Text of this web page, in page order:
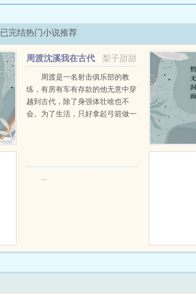
已完结热门小说推荐
梨子甜甜
周渡沈溪我在古代
当猎户小说免费在线阅读
周渡是一名射击俱乐部的教
练，有房有车有存款的他无意中穿
越到古代，除了身强体壮啥也不
会。为了生活，只好拿起弓箭做一
...